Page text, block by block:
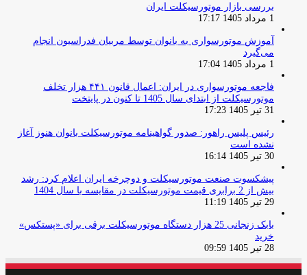
بررسی بازار موتورسیکلت ایران
1 مرداد 1405 17:17
آموزش موتورسواری به بانوان توسط مربیان فدراسیون انجام
می‌گیرد
1 مرداد 1405 17:04
فاجعه موتورسواری در ایران: اعمال قانون ۴۴۱ هزار تخلف
موتورسیکلت از ابتدای سال 1405 تا کنون در پایتخت
31 تیر 1405 17:23
رئیس پلیس راهور: صدور گواهینامه موتورسیکلت بانوان هنوز آغاز
نشده است
30 تیر 1405 16:14
پیشکسوت صنعت موتورسیکلت و دوچرخه ایران اعلام کرد: رشد
بیش از 2 برابری قیمت موتورسیکلت در مقایسه با سال 1404
29 تیر 1405 11:19
بابک زنجانی 25 هزار دستگاه موتورسیکلت برقی برای «پستکس»
خرید
28 تیر 1405 09:59